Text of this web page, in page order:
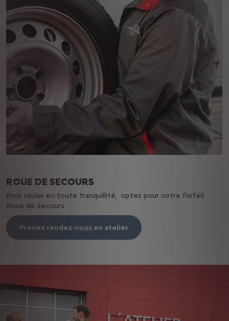
ROUE DE SECOURS
Pour rouler en toute tranquillité, optez pour notre forfait
Roue de Secours.
Prenez rendez-vous en atelier